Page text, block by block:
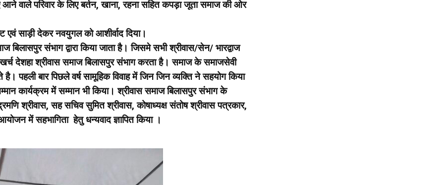
आने वाले परिवार के लिए बर्तन, खाना, रहना सहित कपड़ा जूता समाज की ओर
एवं साड़ी देकर नवयुगल को आशीर्वाद दिया।
बिलासपुर संभाग द्वारा किया जाता है। जिसमे सभी श्रीवास/सेन/ भारद्वाज
देशहा श्रीवास समाज बिलासपुर संभाग करता है। समाज के समाजसेवी
बार पिछले वर्ष सामूहिक विवाह में जिन जिन व्यक्ति ने सहयोग किया
कार्यक्रम में सम्मान भी किया। श्रीवास समाज बिलासपुर संभाग के
श्रीवास, सह सचिव सुमित श्रीवास, कोषाध्यक्ष संतोष श्रीवास पत्रकार,
में सहभागिता हेतु धन्यवाद ज्ञापित किया ।